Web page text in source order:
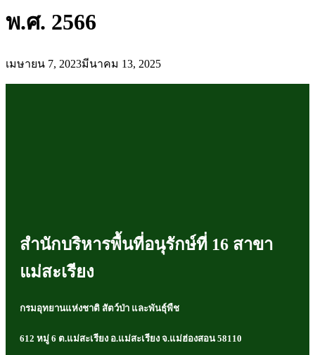
พ.ศ. 2566
เมษายน 7, 2023มีนาคม 13, 2025
สำนักบริหารพื้นที่อนุรักษ์ที่ 16 สาขา
แม่สะเรียง
กรมอุทยานแห่งชาติ สัตว์ป่า และพันธุ์พืช
612 หมู่ 6 ต.แม่สะเรียง อ.แม่สะเรียง จ.แม่ฮ่องสอน 58110